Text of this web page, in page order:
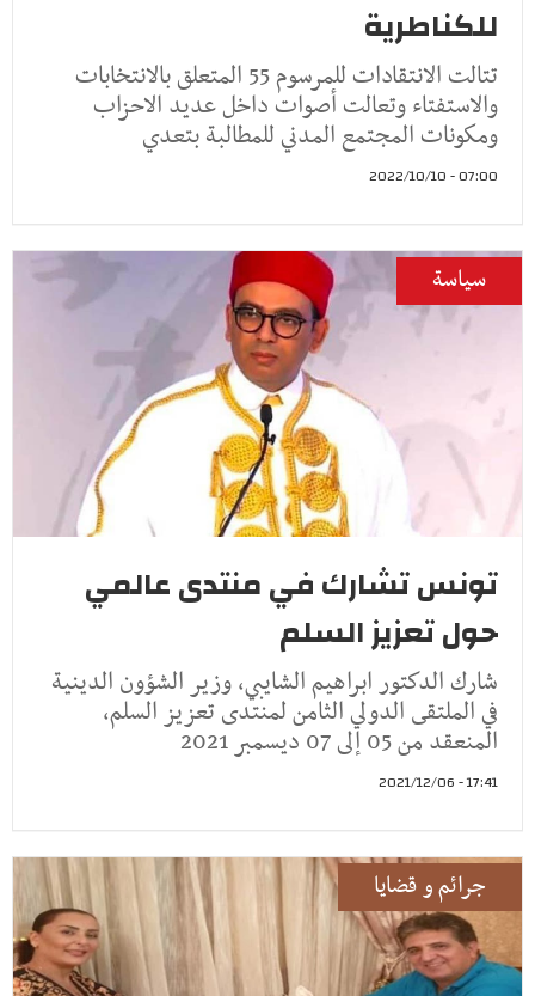
للكناطرية
تتالت الانتقادات للمرسوم 55 المتعلق بالانتخابات
والاستفتاء وتعالت أصوات داخل عديد الاحزاب
ومكونات المجتمع المدني للمطالبة بتعدي
07:00 - 2022/10/10
سياسة
تونس تشارك في منتدى عالمي
حول تعزيز السلم
شارك الدكتور ابراهيم الشايبي، وزير الشؤون الدينية
في الملتقى الدولي الثامن لمنتدى تعزيز السلم،
المنعقد من 05 إلى 07 ديسمبر 2021
17:41 - 2021/12/06
جرائم و قضايا